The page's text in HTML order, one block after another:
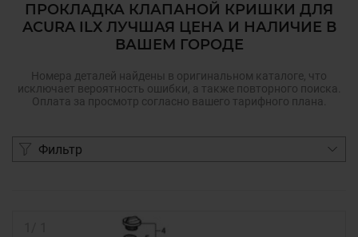
ПРОКЛАДКА КЛАПАНОЙ КРИШКИ ДЛЯ
ACURA ILX ЛУЧШАЯ ЦЕНА И НАЛИЧИЕ В
ВАШЕМ ГОРОДЕ
Номера деталей найдены в оригинальном каталоге, что
исключает вероятность ошибки, а также повторного поиска.
Оплата за просмотр согласно вашего тарифного плана.
Фильтр